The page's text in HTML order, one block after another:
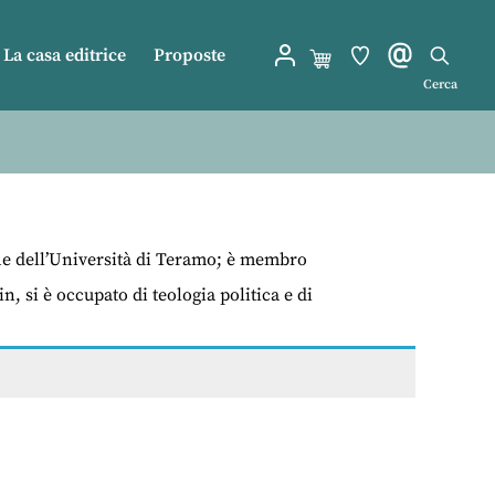
La casa editrice Proposte
Cerca
dell’Università di Teramo; è membro
si è occupato di teologia politica e di